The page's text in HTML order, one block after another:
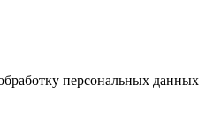
персональных данных